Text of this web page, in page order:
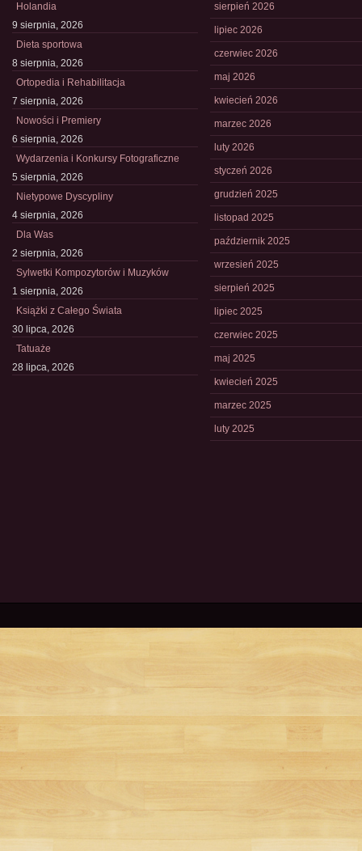
Holandia
9 sierpnia, 2026
Dieta sportowa
8 sierpnia, 2026
Ortopedia i Rehabilitacja
7 sierpnia, 2026
Nowości i Premiery
6 sierpnia, 2026
Wydarzenia i Konkursy Fotograficzne
5 sierpnia, 2026
Nietypowe Dyscypliny
4 sierpnia, 2026
Dla Was
2 sierpnia, 2026
Sylwetki Kompozytorów i Muzyków
1 sierpnia, 2026
Książki z Całego Świata
30 lipca, 2026
Tatuaże
28 lipca, 2026
sierpień 2026
lipiec 2026
czerwiec 2026
maj 2026
kwiecień 2026
marzec 2026
luty 2026
styczeń 2026
grudzień 2025
listopad 2025
październik 2025
wrzesień 2025
sierpień 2025
lipiec 2025
czerwiec 2025
maj 2025
kwiecień 2025
marzec 2025
luty 2025